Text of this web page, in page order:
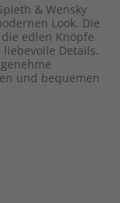
& Wensky
Look. Die
edlen Knöpfe
Details.
und bequemen